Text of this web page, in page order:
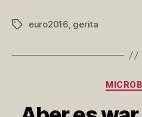
Schlagwörter
euro2016, gerita